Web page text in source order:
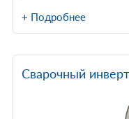
+ Подробнее
Сварочный